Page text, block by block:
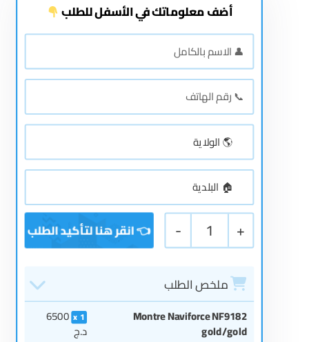
أضف معلوماتك في الأسفل للطلب
+
1
-
ملخص الطلب
Montre Naviforce NF9182
gold/gold
1
6500
د.ج